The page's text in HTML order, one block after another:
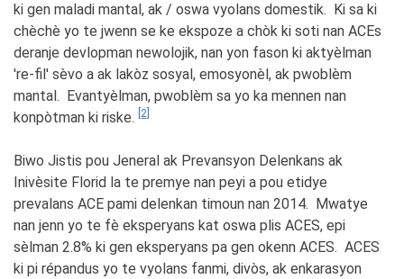
ki gen maladi mantal, ak / oswa vyolans domestik. Ki sa ki
chèchè yo te jwenn se ke ekspoze a chòk ki soti nan ACEs
deranje devlopman newolojik, nan yon fason ki aktyèlman
're-fil' sèvo a ak lakòz sosyal, emosyonèl, ak pwoblèm
mantal. Evantyèlman, pwoblèm sa yo ka mennen nan
konpòtman ki riske. [2]
Biwo Jistis pou Jeneral ak Prevansyon Delenkans ak
Inivèsite Florid la te premye nan peyi a pou etidye
prevalans ACE pami delenkan timoun nan 2014. Mwatye
nan jenn yo te fè eksperyans kat oswa plis ACES, epi
sèlman 2.8% ki gen eksperyans pa gen okenn ACES. ACES
ki pi répandus yo te vyolans fanmi, divòs, ak enkarasyon